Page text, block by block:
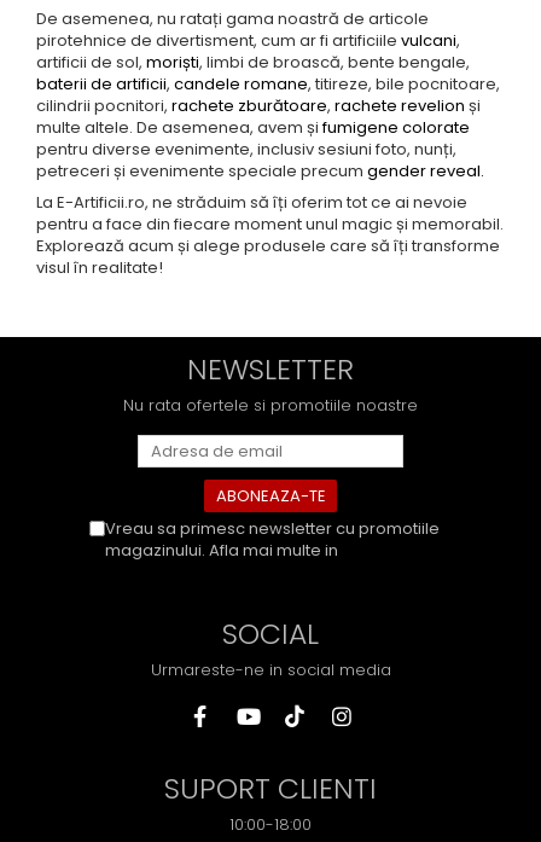
De asemenea, nu ratați gama noastră de articole
pirotehnice de divertisment, cum ar fi artificiile vulcani,
artificii de sol, moriști, limbi de broască, bente bengale,
baterii de artificii, candele romane, titireze, bile pocnitoare,
cilindrii pocnitori, rachete zburătoare, rachete revelion și
multe altele. De asemenea, avem șifumigene colorate
pentru diverse evenimente, inclusiv sesiuni foto, nunți,
petreceri și evenimente speciale precum gender reveal.
La E-Artificii.ro, ne străduim să îți oferim tot ce ai nevoie
pentru a face din fiecare moment unul magic și memorabil.
Explorează acum și alege produsele care să îți transforme
visul în realitate!
NEWSLETTER
Nu rata ofertele si promotiile noastre
Vreau sa primesc newsletter cu promotiile
magazinului. Afla mai multe in
SOCIAL
Urmareste-ne in social media
SUPORT CLIENTI
10:00-18:00